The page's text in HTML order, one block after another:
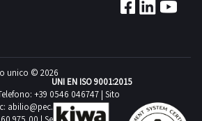
unico © 2026
+39 0546 046747 | Sito
abilio@pec.illimity.com
UNI EN ISO 9001:2015